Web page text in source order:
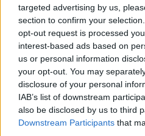
targeted advertising by us,
section to confirm your
opt-out request is processed
interest-based ads based on
us or personal information
your opt-out. You may
disclosure of your personal
IAB’s list of downstream
also be disclosed by us to third
Downstream Participants that
Gazdaság